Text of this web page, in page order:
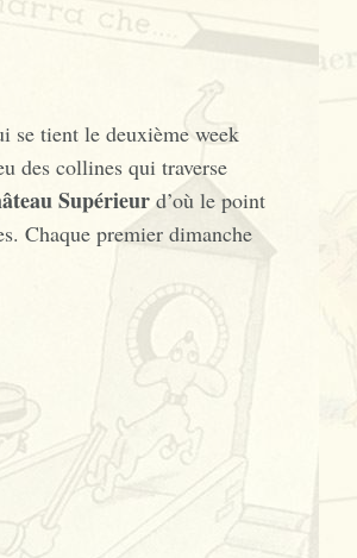
se tient le deuxième week
des collines qui traverse
Supérieur d’où le point
Chaque premier dimanche